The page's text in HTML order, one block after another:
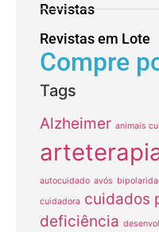
Revistas
Revistas em Lote
Compre
Tags
Alzheimer animais
autocuidado avós
cuidadora cuidados
deficiência